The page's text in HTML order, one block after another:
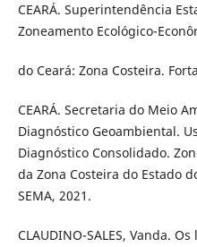
CEARÁ. Superintendência
Zoneamento Ecológico-
do Ceará: Zona Costeira.
CEARÁ. Secretaria do Meio
Diagnóstico Geoambiental.
Diagnóstico Consolidado.
da Zona Costeira do Estado
SEMA, 2021.
CLAUDINO-SALES, Vanda.